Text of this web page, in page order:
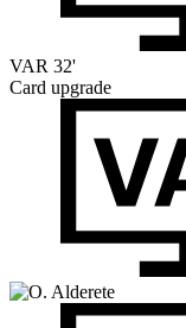
VAR 32'
Card upgrade